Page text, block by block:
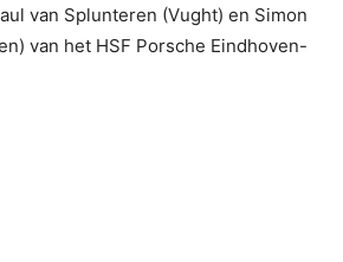
van Splunteren (Vught) en Simon
van het HSF Porsche Eindhoven-